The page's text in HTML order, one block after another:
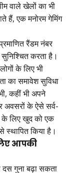
वाले खेलों का भी
हैं, एक मनोरम गेमिंग
रैंडम नंबर
सुनिश्चित करता है।
के लिए भी
का समावेश सुविधा
कहीं भी अपने
अवसरों के ऐसे सर्व-
के लिए खुद को एक
किया है।
आपकी
गुना बढ़ा सकता